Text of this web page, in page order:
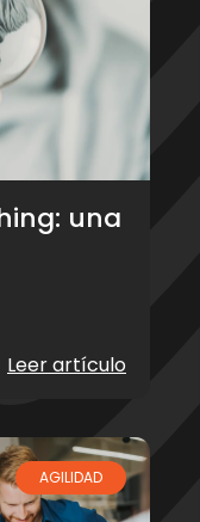
una
Leer artículo
AGILIDAD